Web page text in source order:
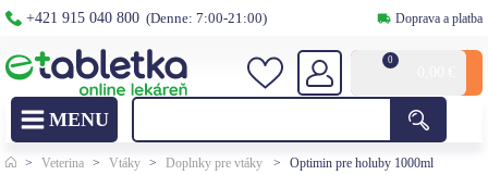
+421 915 040 800 (Denne: 7:00-21:00) Doprava a platba
0
> Veterina > Vtáky > Doplnky pre vtáky > Optimin pre holuby 1000ml